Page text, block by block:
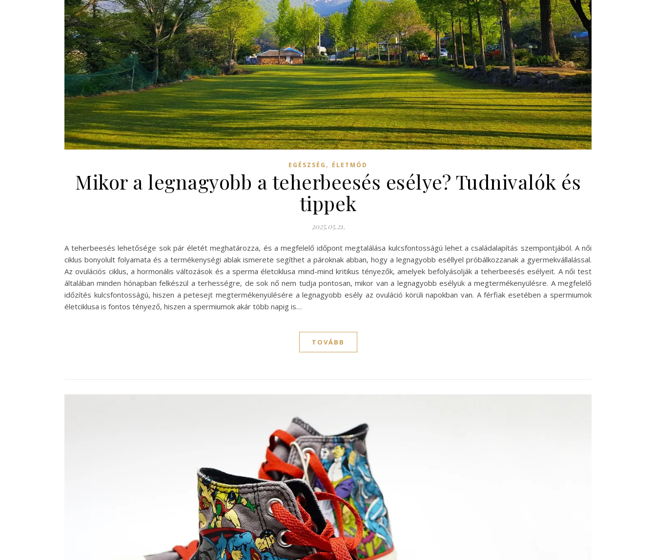
EGÉSZSÉG , ÉLETMÓD
Mikor a legnagyobb a teherbeesés esélye? Tudnivalók és
tippek
2025.05.21.
A teherbeesés lehetősége sok pár életét meghatározza, és a megfelelő időpont megtalálása kulcsfontosságú lehet a családalapítás szempontjából. A női
ciklus bonyolult folyamata és a termékenységi ablak ismerete segíthet a pároknak abban, hogy a legnagyobb eséllyel próbálkozzanak a gyermekvállalással.
Az ovulációs ciklus, a hormonális változások és a sperma életciklusa mind-mind kritikus tényezők, amelyek befolyásolják a teherbeesés esélyeit. A női test
általában minden hónapban felkészül a terhességre, de sok nő nem tudja pontosan, mikor van a legnagyobb esélyük a megtermékenyülésre. A megfelelő
időzítés kulcsfontosságú, hiszen a petesejt megtermékenyülésére a legnagyobb esély az ovuláció körüli napokban van. A férfiak esetében a spermiumok
életciklusa is fontos tényező, hiszen a spermiumok akár több napig is…
TOVÁBB